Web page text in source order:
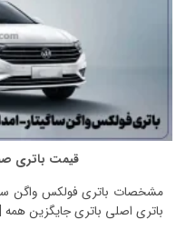
قیمت باتری
مشخصات باتری فولکس واگن
باتری اصلی باتری جایگزین